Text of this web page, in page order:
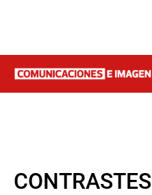
CONTRASTES